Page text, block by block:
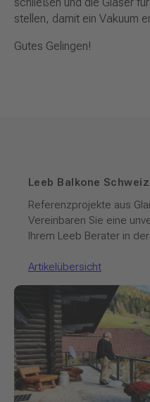
stellen, damit ein Vakuum
Gutes Gelingen!
Leeb Balkone Schweiz
Referenzprojekte aus
Vereinbaren Sie eine
Ihrem Leeb Berater in
Artikelübersicht